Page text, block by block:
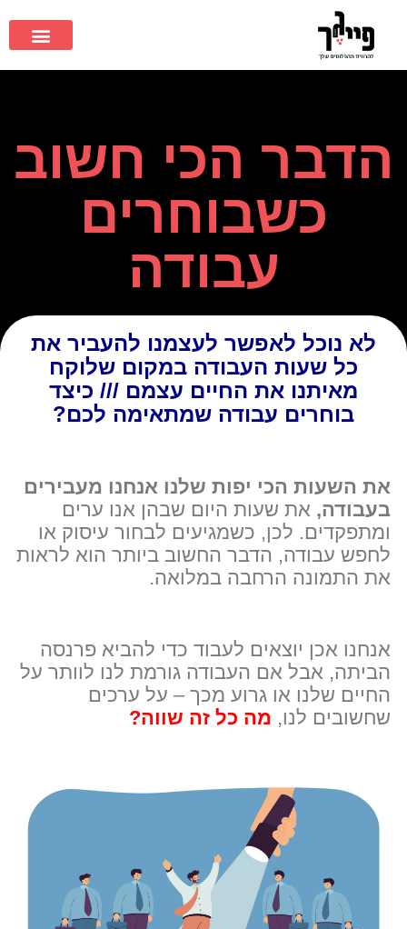
הדבר הכי חשוב
כשבוחרים
עבודה
לא נוכל לאפשר לעצמנו להעביר את
כל שעות העבודה במקום שלוקח
מאיתנו את החיים עצמם /// כיצד
בוחרים עבודה שמתאימה לכם?
את השעות הכי יפות שלנו אנחנו מעבירים
בעבודה, את שעות היום שבהן אנו ערים
ומתפקדים. לכן, כשמגיעים לבחור עיסוק או
לחפש עבודה, הדבר החשוב ביותר הוא לראות
את התמונה הרחבה במלואה.
אנחנו אכן יוצאים לעבוד כדי להביא פרנסה
הביתה, אבל אם העבודה גורמת לנו לוותר על
החיים שלנו או גרוע מכך – על ערכים
שחשובים לנו, מה כל זה שווה?